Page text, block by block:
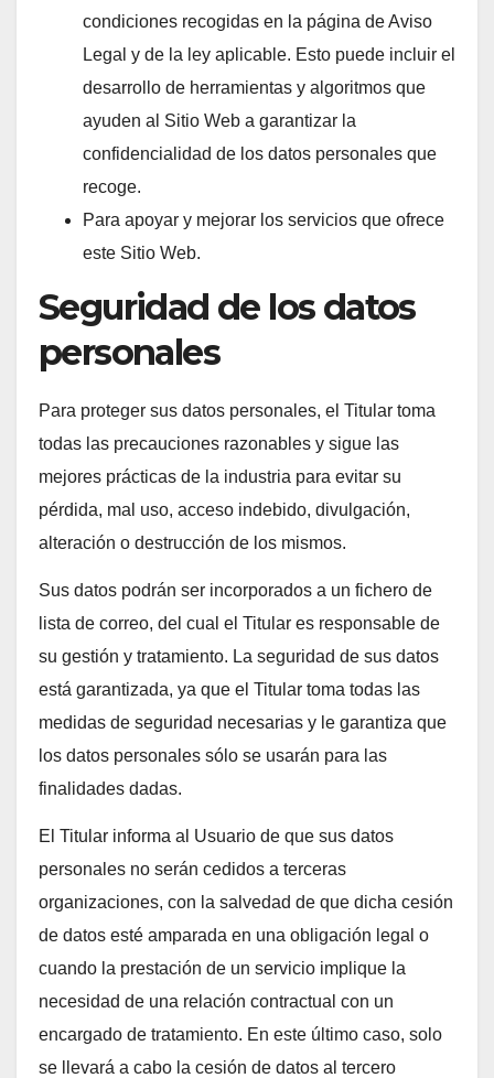
condiciones recogidas en la página de Aviso
Legal y de la ley aplicable. Esto puede incluir el
desarrollo de herramientas y algoritmos que
ayuden al Sitio Web a garantizar la
confidencialidad de los datos personales que
recoge.
Para apoyar y mejorar los servicios que ofrece
este Sitio Web.
Seguridad de los datos
personales
Para proteger sus datos personales, el Titular toma
todas las precauciones razonables y sigue las
mejores prácticas de la industria para evitar su
pérdida, mal uso, acceso indebido, divulgación,
alteración o destrucción de los mismos.
Sus datos podrán ser incorporados a un fichero de
lista de correo, del cual el Titular es responsable de
su gestión y tratamiento. La seguridad de sus datos
está garantizada, ya que el Titular toma todas las
medidas de seguridad necesarias y le garantiza que
los datos personales sólo se usarán para las
finalidades dadas.
El Titular informa al Usuario de que sus datos
personales no serán cedidos a terceras
organizaciones, con la salvedad de que dicha cesión
de datos esté amparada en una obligación legal o
cuando la prestación de un servicio implique la
necesidad de una relación contractual con un
encargado de tratamiento. En este último caso, solo
se llevará a cabo la cesión de datos al tercero